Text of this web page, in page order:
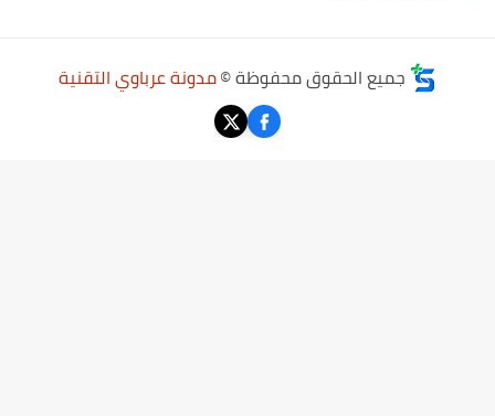
جميع الحقوق محفوظة ©مدونة عرباوي التقنية